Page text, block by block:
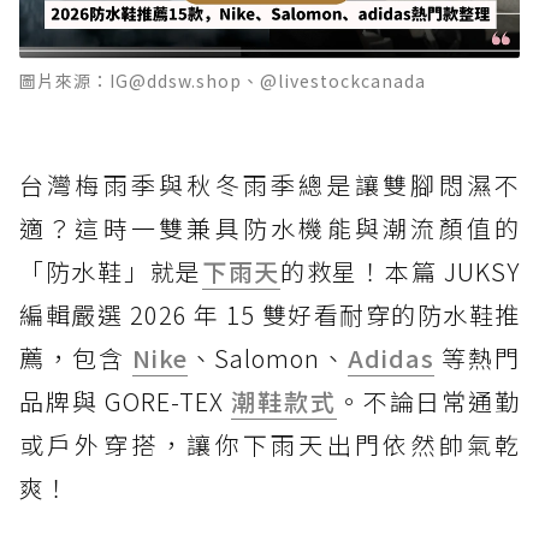
圖片來源：IG@ddsw.shop、@livestockcanada
台灣梅雨季與秋冬雨季總是讓雙腳悶濕不
適？這時一雙兼具防水機能與潮流顏值的
「防水鞋」就是下雨天的救星！本篇 JUKSY
編輯嚴選 2026 年 15 雙好看耐穿的防水鞋推
薦，包含 Nike 、Salomon、Adidas 等熱門
品牌與 GORE-TEX 潮鞋款式 。不論日常通勤
或戶外穿搭，讓你下雨天出門依然帥氣乾
爽！